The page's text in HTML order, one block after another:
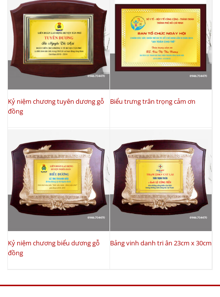
Kỷ niệm chương tuyên dương gỗ
đồng
Biểu trưng trân trọng cảm ơn
Kỷ niệm chương biểu dương gỗ
đồng
Bảng vinh danh tri ân 23cm x 30cm